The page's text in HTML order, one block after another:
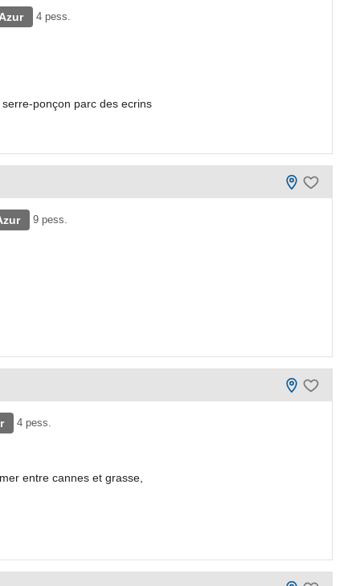
4 pess.
ponçon parc des ecrins
9 pess.
4 pess.
entre cannes et grasse,